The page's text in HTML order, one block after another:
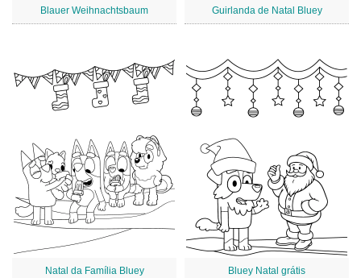
Blauer Weihnachtsbaum Guirlanda de Natal Bluey
Natal da Família Bluey Bluey Natal grátis